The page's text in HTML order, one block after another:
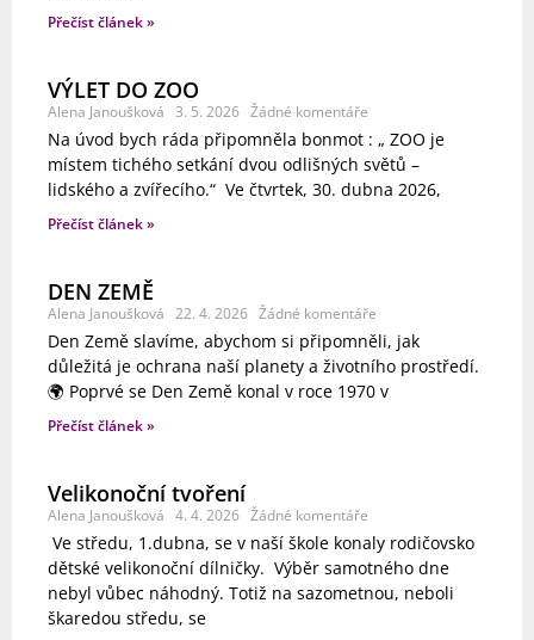
Přečíst článek »
VÝLET DO ZOO
Alena Janoušková 3. 5. 2026 Žádné komentáře
Na úvod bych ráda připomněla bonmot : „ ZOO je
místem tichého setkání dvou odlišných světů –
lidského a zvířecího.“ Ve čtvrtek, 30. dubna 2026,
Přečíst článek »
DEN ZEMĚ
Alena Janoušková 22. 4. 2026 Žádné komentáře
Den Země slavíme, abychom si připomněli, jak
důležitá je ochrana naší planety a životního prostředí.
🌍 Poprvé se Den Země konal v roce 1970 v
Přečíst článek »
Velikonoční tvoření
Alena Janoušková 4. 4. 2026 Žádné komentáře
Ve středu, 1.dubna, se v naší škole konaly rodičovsko
dětské velikonoční dílničky. Výběr samotného dne
nebyl vůbec náhodný. Totiž na sazometnou, neboli
škaredou středu, se